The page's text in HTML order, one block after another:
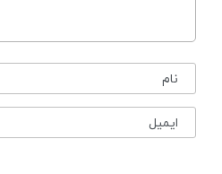
نام
ایمیل